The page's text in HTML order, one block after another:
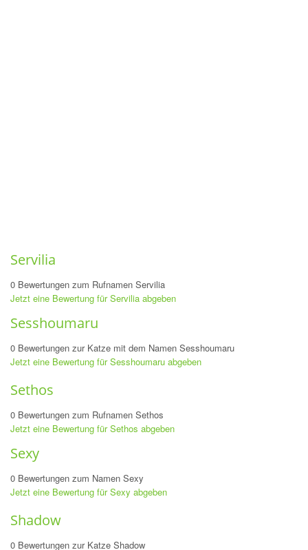
Servilia
0 Bewertungen zum Rufnamen Servilia
Jetzt eine Bewertung für Servilia abgeben
Sesshoumaru
0 Bewertungen zur Katze mit dem Namen Sesshoumaru
Jetzt eine Bewertung für Sesshoumaru abgeben
Sethos
0 Bewertungen zum Rufnamen Sethos
Jetzt eine Bewertung für Sethos abgeben
Sexy
0 Bewertungen zum Namen Sexy
Jetzt eine Bewertung für Sexy abgeben
Shadow
0 Bewertungen zur Katze Shadow